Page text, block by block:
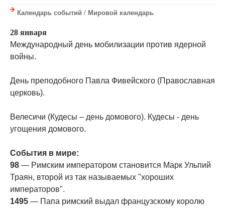
Календарь событий / Мировой календарь
28 января
Международный день мобилизации против ядерной
войны.
День преподобного Павла Фивейского (Православная
церковь).
Велесичи (Кудесы – день домового). Кудесы - день
угощения домового.
События в мире:
98 — Римским императором становится Марк Ульпий
Траян, второй из так называемых "хороших
императоров".
1495 — Папа римский выдал французскому королю